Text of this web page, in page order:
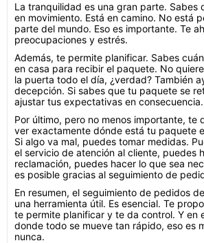
La tranquilidad es una gran parte. Sabes
en movimiento. Está en camino. No está
parte del mundo. Eso es importante. Te
preocupaciones y estrés.
Además, te permite planificar. Sabes
en casa para recibir el paquete. No
la puerta todo el día, ¿verdad? También
decepción. Si sabes que tu paquete se
ajustar tus expectativas en consecuencia.
Por último, pero no menos importante, te
ver exactamente dónde está tu paquete
Si algo va mal, puedes tomar medidas.
el servicio de atención al cliente, puedes
reclamación, puedes hacer lo que sea
es posible gracias al seguimiento de
En resumen, el seguimiento de pedidos
una herramienta útil. Es esencial. Te
te permite planificar y te da control. Y en
donde todo se mueve tan rápido, eso es
nunca.